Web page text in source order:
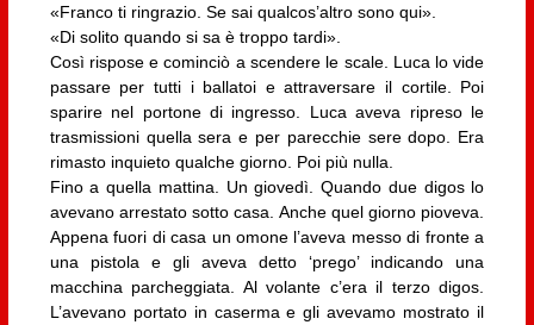
«Franco ti ringrazio. Se sai qualcos’altro sono qui».
«Di solito quando si sa è troppo tardi».
Così rispose e cominciò a scendere le scale. Luca lo vide
passare per tutti i ballatoi e attraversare il cortile. Poi
sparire nel portone di ingresso. Luca aveva ripreso le
trasmissioni quella sera e per parecchie sere dopo. Era
rimasto inquieto qualche giorno. Poi più nulla.
Fino a quella mattina. Un giovedì. Quando due digos lo
avevano arrestato sotto casa. Anche quel giorno pioveva.
Appena fuori di casa un omone l’aveva messo di fronte a
una pistola e gli aveva detto ‘prego’ indicando una
macchina parcheggiata. Al volante c’era il terzo digos.
L’avevano portato in caserma e gli avevamo mostrato il